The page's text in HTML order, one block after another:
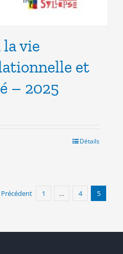
vie
et
– 2025
Détails
Précédent 1 … 4 5